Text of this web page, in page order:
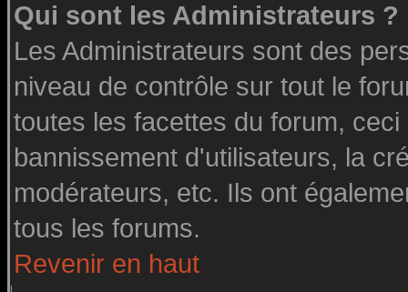
Qui sont les Administrateurs ?
Les Administrateurs sont des
niveau de contrôle sur tout le
toutes les facettes du forum,
bannissement d'utilisateurs, la
modérateurs, etc. Ils ont
tous les forums.
Revenir en haut